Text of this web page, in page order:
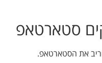
סטארטאפ
את הסטארטאפ.